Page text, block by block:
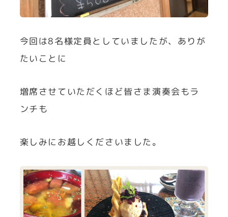
今回は8名様定員としていましたが、ありが
たいことに
増席させていただくほど皆さま演奏会もラ
ンチも
楽しみにお越しくださいました。